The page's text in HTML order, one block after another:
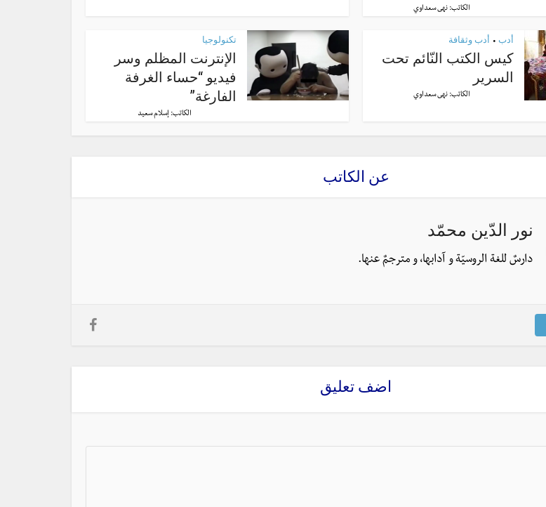
الكاتب: نهى سعداوي
أدب • أدب وثقافة
كيس الكتب النّائم تحت
السرير
الكاتب: نهى سعداوي
تكنولوجيا
الإنترنت المظلم وسر
فيديو “حساء الغرفة
الفارغة”
الكاتب: إسلام سعيد
عن الكاتب
نور الدّين محمّد
دارسٌ للغة الروسيّة و آدابها، و مترجمٌ عنها.
اضف تعليق